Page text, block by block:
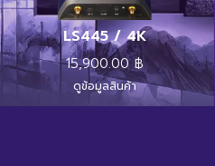
LS445 / 4K
15,900.00 ฿
ดูข้อมูลสินค้า